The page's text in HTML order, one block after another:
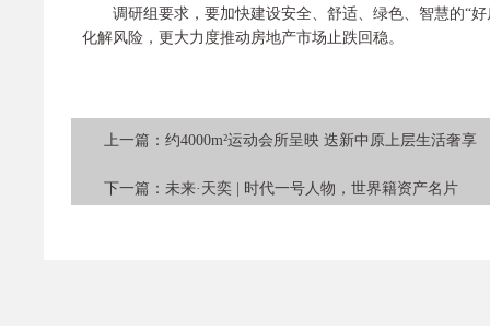
调研组要求，要加快建设安全、舒适、绿色、智慧的“好
化解风险，更大力度推动房地产市场止跌回稳。
上一篇： 约4000m²运动会所呈映 迭新中原上层生活奢享
下一篇： 未来·天奕 | 时代一号人物，世界籍资产名片